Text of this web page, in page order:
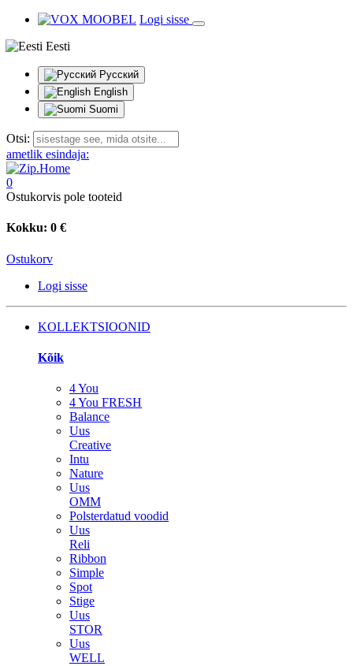
Logi sisse
Eesti
Русский
English
Suomi
Otsi:
ametlik esindaja:
0
Ostukorvis pole tooteid
Kokku: 0 €
Ostukorv
Logi sisse
KOLLEKTSIOONID
Kõik
4 You
4 You FRESH
Balance
Uus
Creative
Intu
Nature
Uus
OMM
Polsterdatud voodid
Uus
Reli
Ribbon
Simple
Spot
Stige
Uus
STOR
Uus
WELL